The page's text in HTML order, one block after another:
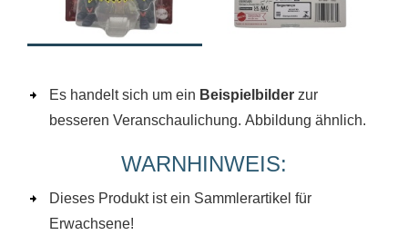
Es handelt sich um ein Beispielbilder zur
besseren Veranschaulichung. Abbildung ähnlich.
WARNHINWEIS:
Dieses Produkt ist ein Sammlerartikel für
Erwachsene!